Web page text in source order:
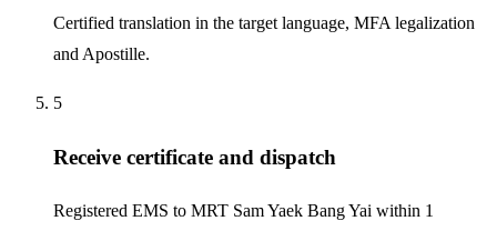
Certified translation in the target language, MFA legalization
and Apostille.
5
Receive certificate and dispatch
Registered EMS to MRT Sam Yaek Bang Yai within 1